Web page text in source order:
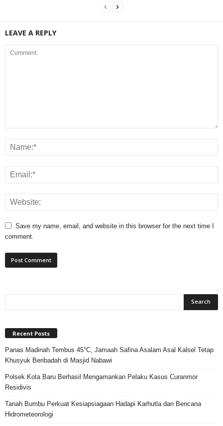
LEAVE A REPLY
Save my name, email, and website in this browser for the next time I
comment.
Recent Posts
Panas Madinah Tembus 45°C, Jamaah Safina Asalam Asal Kalsel Tetap
Khusyuk Beribadah di Masjid Nabawi
Polsek Kota Baru Berhasil Mengamankan Pelaku Kasus Curanmor
Residivis
Tanah Bumbu Perkuat Kesiapsiagaan Hadapi Karhutla dan Bencana
Hidrometeorologi